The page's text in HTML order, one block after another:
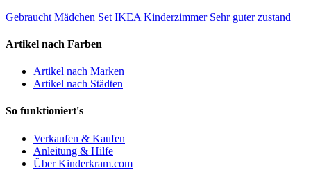
Gebraucht Mädchen Set IKEA Kinderzimmer Sehr guter zustand
Artikel nach Farben
Artikel nach Marken
Artikel nach Städten
So funktioniert's
Verkaufen & Kaufen
Anleitung & Hilfe
Über Kinderkram.com